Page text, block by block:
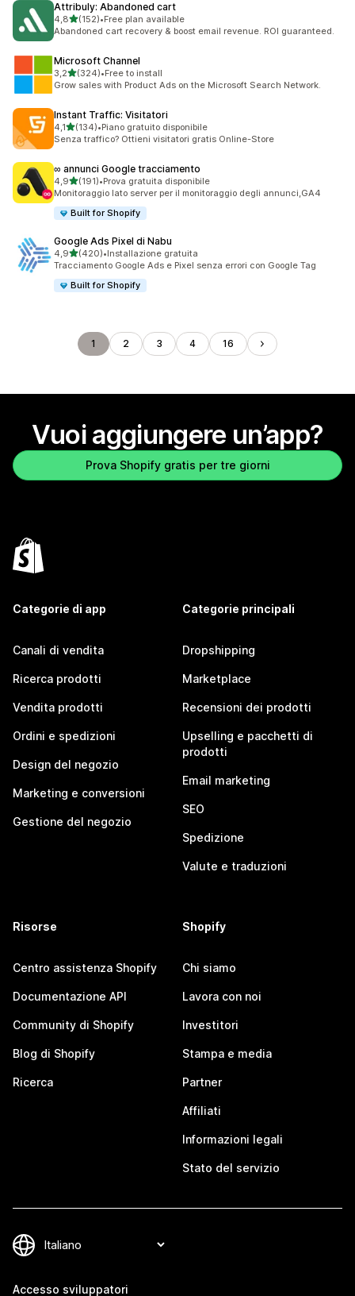
Attribuly: Abandoned cart
4,8stelle su 5
(152)
152 recensioni totali
•Free plan available
Abandoned cart recovery & boost email revenue. ROI guaranteed.
Microsoft Channel
3,2stelle su 5
(324)
324 recensioni totali
•Free to install
Grow sales with Product Ads on the Microsoft Search Network.
Instant Traffic: Visitatori
4,1stelle su 5
(134)
134 recensioni totali
•Piano gratuito disponibile
Senza traffico? Ottieni visitatori gratis Online-Store
∞ annunci Google tracciamento
4,9stelle su 5
(191)
191 recensioni totali
•Prova gratuita disponibile
Monitoraggio lato server per il monitoraggio degli annunci,GA4
Built for Shopify
Google Ads Pixel di Nabu
4,9stelle su 5
(420)
420 recensioni totali
•Installazione gratuita
Tracciamento Google Ads e Pixel senza errori con Google Tag
Built for Shopify
1 2 3 4 16
Vuoi aggiungere un’app?
Prova Shopify gratis per tre giorni
Categorie di app
Canali di vendita
Ricerca prodotti
Vendita prodotti
Ordini e spedizioni
Design del negozio
Marketing e conversioni
Gestione del negozio
Categorie principali
Dropshipping
Marketplace
Recensioni dei prodotti
Upselling e pacchetti di
prodotti
Email marketing
SEO
Spedizione
Valute e traduzioni
Risorse
Centro assistenza Shopify
Documentazione API
Community di Shopify
Blog di Shopify
Ricerca
Shopify
Chi siamo
Lavora con noi
Investitori
Stampa e media
Partner
Affiliati
Informazioni legali
Stato del servizio
Accesso sviluppatori